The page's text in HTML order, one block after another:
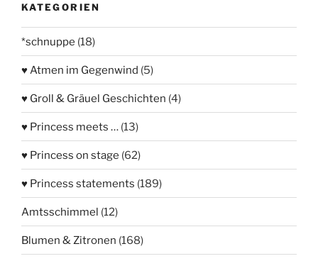
KATEGORIEN
*schnuppe (18)
♥ Atmen im Gegenwind (5)
♥ Groll & Gräuel Geschichten (4)
♥ Princess meets … (13)
♥ Princess on stage (62)
♥ Princess statements (189)
Amtsschimmel (12)
Blumen & Zitronen (168)